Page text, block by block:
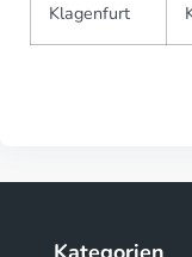
Klagenfurt